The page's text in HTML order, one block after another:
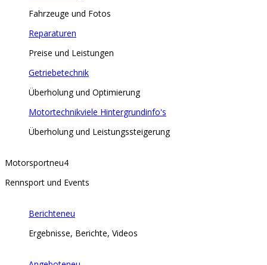
Fahrzeuge und Fotos
Reparaturen
Preise und Leistungen
Getriebetechnik
Überholung und Optimierung
Motortechnikviele Hintergrundinfo's
Überholung und Leistungssteigerung
Motorsportneu4
Rennsport und Events
Berichteneu
Ergebnisse, Berichte, Videos